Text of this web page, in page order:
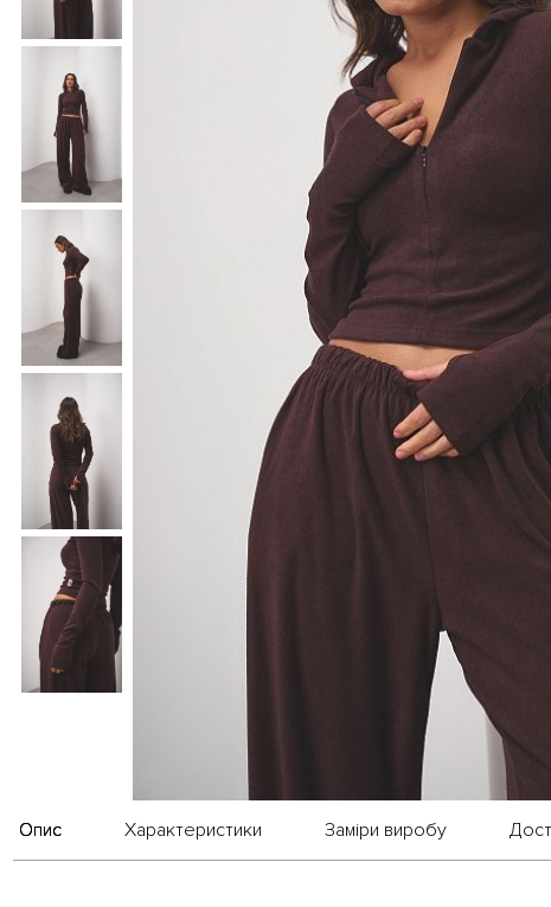
Опис Характеристики Заміри виробу